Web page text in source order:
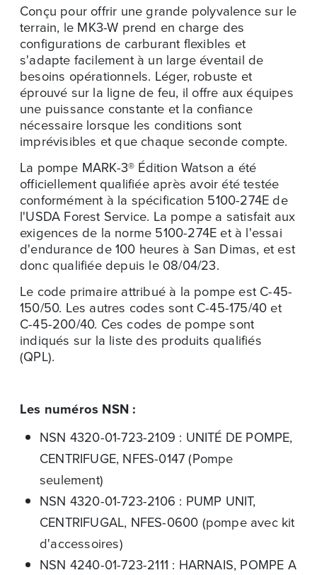
Conçu pour offrir une grande polyvalence sur le
terrain, le MK3-W prend en charge des
configurations de carburant flexibles et
s'adapte facilement à un large éventail de
besoins opérationnels. Léger, robuste et
éprouvé sur la ligne de feu, il offre aux équipes
une puissance constante et la confiance
nécessaire lorsque les conditions sont
imprévisibles et que chaque seconde compte.
La pompe MARK-3® Édition Watson a été
officiellement qualifiée après avoir été testée
conformément à la spécification 5100-274E de
l'USDA Forest Service. La pompe a satisfait aux
exigences de la norme 5100-274E et à l'essai
d'endurance de 100 heures à San Dimas, et est
donc qualifiée depuis le 08/04/23.
Le code primaire attribué à la pompe est C-45-
150/50. Les autres codes sont C-45-175/40 et
C-45-200/40. Ces codes de pompe sont
indiqués sur la liste des produits qualifiés
(QPL).
Les numéros NSN :
NSN 4320-01-723-2109 : UNITÉ DE POMPE,
CENTRIFUGE, NFES-0147 (Pompe
seulement)
NSN 4320-01-723-2106 : PUMP UNIT,
CENTRIFUGAL, NFES-0600 (pompe avec kit
d'accessoires)
NSN 4240-01-723-2111 : HARNAIS, POMPE A